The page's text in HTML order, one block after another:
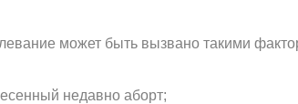
может быть вызвано такими
недавно аборт;